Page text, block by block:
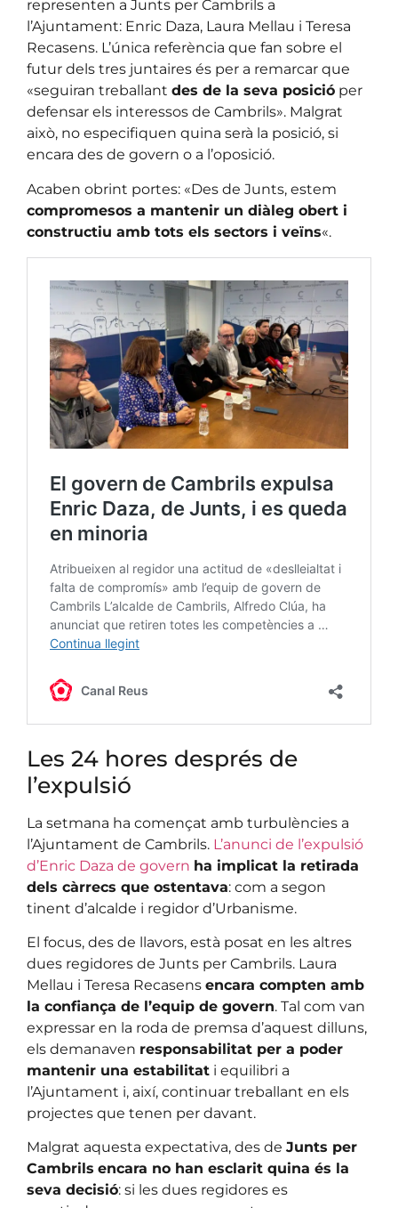
representen a Junts per Cambrils a
l’Ajuntament: Enric Daza, Laura Mellau i Teresa
Recasens. L’única referència que fan sobre el
futur dels tres juntaires és per a remarcar que
«seguiran treballant des de la seva posició per
defensar els interessos de Cambrils». Malgrat
això, no especifiquen quina serà la posició, si
encara des de govern o a l’oposició.
Acaben obrint portes: «Des de Junts, estem
compromesos a mantenir un diàleg obert i
constructiu amb tots els sectors i veïns«.
Les 24 hores després de
l’expulsió
La setmana ha començat amb turbulències a
l’Ajuntament de Cambrils. L’anunci de l’expulsió
d’Enric Daza de govern ha implicat la retirada
dels càrrecs que ostentava: com a segon
tinent d’alcalde i regidor d’Urbanisme.
El focus, des de llavors, està posat en les altres
dues regidores de Junts per Cambrils. Laura
Mellau i Teresa Recasens encara compten amb
la confiança de l’equip de govern. Tal com van
expressar en la roda de premsa d’aquest dilluns,
els demanaven responsabilitat per a poder
mantenir una estabilitat i equilibri a
l’Ajuntament i, així, continuar treballant en els
projectes que tenen per davant.
Malgrat aquesta expectativa, des de Junts per
Cambrils encara no han esclarit quina és la
seva decisió: si les dues regidores es